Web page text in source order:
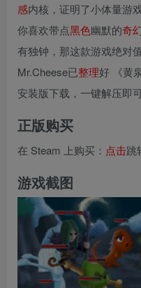
感内核，证明了小体量游
你喜欢带点黑色幽默的奇
有独钟，那这款游戏绝对
Mr.Cheese已整理好 《黄
安装版下载，一键解压即
正版购买
在 Steam 上购买： 点击跳
游戏截图